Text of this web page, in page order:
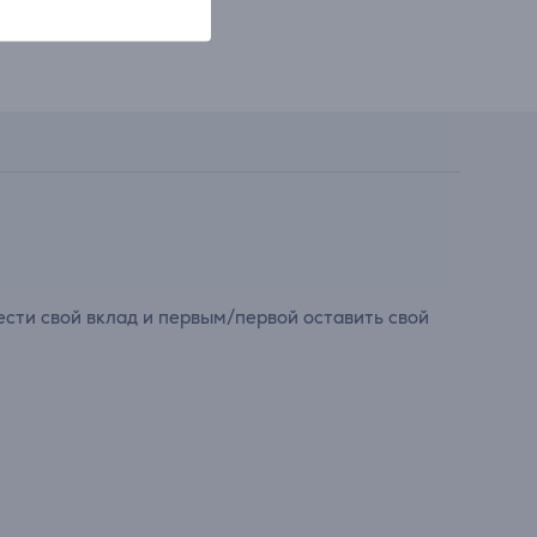
свой вклад и первым/первой оставить свой